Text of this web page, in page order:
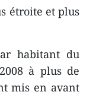
étroite et plus
habitant du
à plus de
mis en avant